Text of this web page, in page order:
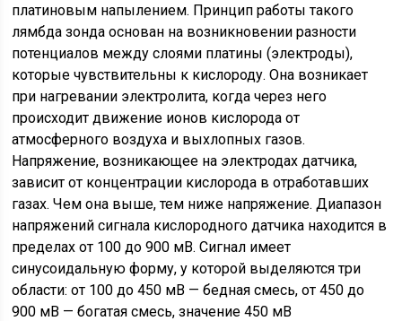
платиновым напылением. Принцип работы такого
лямбда зонда основан на возникновении разности
потенциалов между слоями платины (электроды),
которые чувствительны к кислороду. Она возникает
при нагревании электролита, когда через него
происходит движение ионов кислорода от
атмосферного воздуха и выхлопных газов.
Напряжение, возникающее на электродах датчика,
зависит от концентрации кислорода в отработавших
газах. Чем она выше, тем ниже напряжение. Диапазон
напряжений сигнала кислородного датчика находится в
пределах от 100 до 900 мВ. Сигнал имеет
синусоидальную форму, у которой выделяются три
области: от 100 до 450 мВ — бедная смесь, от 450 до
900 мВ — богатая смесь, значение 450 мВ